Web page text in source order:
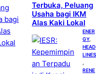
Terbuka, Peluang
Usaha bagi IKM
Alas Kaki Lokal
ENER
GY
HEAD
LINES
RENE